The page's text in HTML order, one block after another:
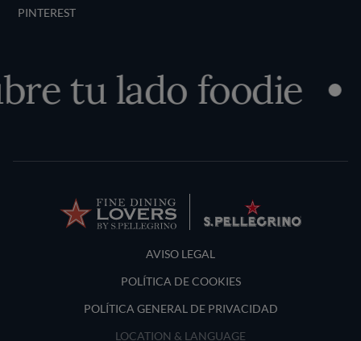
PINTEREST
tu lado foodie
Terms and Conditions
AVISO LEGAL
POLÍTICA DE COOKIES
POLÍTICA GENERAL DE PRIVACIDAD
LOCATION & LANGUAGE